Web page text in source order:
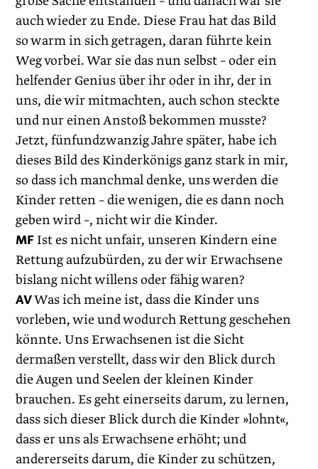
auch wieder zu Ende. Diese Frau hat das Bild
so warm in sich getragen, daran führte kein
Weg vorbei. War sie das nun selbst – oder ein
helfender Genius über ihr oder in ihr, der in
uns, die wir mitmachten, auch schon steckte
und nur einen Anstoß bekommen musste?
Jetzt, fünfundzwanzig Jahre später, habe ich
dieses Bild des Kinderkönigs ganz stark in mir,
so dass ich manchmal denke, uns werden die
Kinder retten – die wenigen, die es dann noch
geben wird –, nicht wir die Kinder.
MFIst es nicht unfair, unseren Kindern eine
Rettung aufzubürden, zu der wir Erwachsene
bislang nicht willens oder fähig waren?
AVWas ich meine ist, dass die Kinder uns
vorleben, wie und wodurch Rettung geschehen
könnte. Uns Erwachsenen ist die Sicht
dermaßen verstellt, dass wir den Blick durch
die Augen und Seelen der kleinen Kinder
brauchen. Es geht einerseits darum, zu lernen,
dass sich dieser Blick durch die Kinder »lohnt«,
dass er uns als Erwachsene erhöht; und
andererseits darum, die Kinder zu schützen,